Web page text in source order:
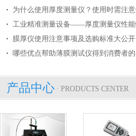
膜厚仪使用注意事项及选购标准大公开
产品中心 · PRODUCTS CENTER